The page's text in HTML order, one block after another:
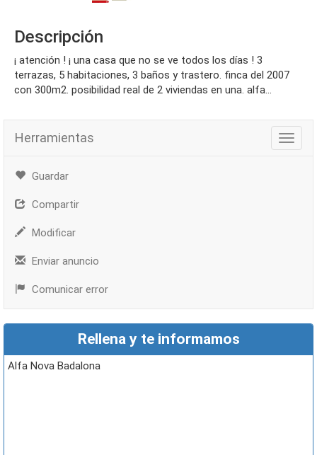
Descripción
¡ atención ! ¡ una casa que no se ve todos los días ! 3
terrazas, 5 habitaciones, 3 baños y trastero. finca del 2007
con 300m2. posibilidad real de 2 viviendas en una. alfa...
Herramientas
Guardar
Compartir
Modificar
Enviar anuncio
Comunicar error
Rellena y te informamos
Alfa Nova Badalona